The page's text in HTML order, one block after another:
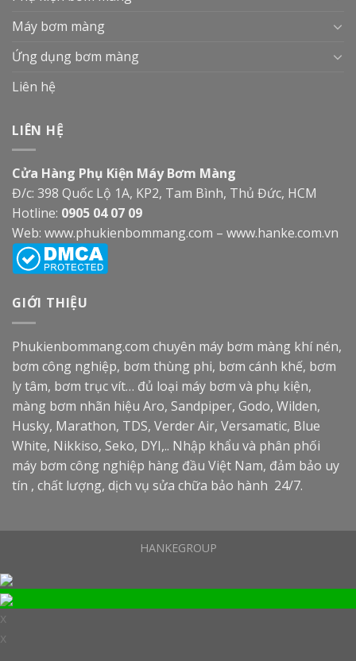
Máy bơm màng
Ứng dụng bơm màng
Liên hệ
LIÊN HỆ
Cửa Hàng Phụ Kiện Máy Bơm Màng
Đ/c: 398 Quốc Lộ 1A, KP2, Tam Bình, Thủ Đức, HCM
Hotline: 0905 04 07 09
Web: www.phukienbommang.com – www.hanke.com.vn
GIỚI THIỆU
Phukienbommang.com chuyên máy bơm màng khí nén,
bơm công nghiệp, bơm thùng phi, bơm cánh khế, bơm
ly tâm, bơm trục vít… đủ loại máy bơm và phụ kiện,
màng bơm nhãn hiệu Aro, Sandpiper, Godo, Wilden,
Husky, Marathon, TDS, Verder Air, Versamatic, Blue
White, Nikkiso, Seko, DYI,.. Nhập khẩu và phân phối
máy bơm công nghiệp hàng đầu Việt Nam, đảm bảo uy
tín , chất lượng, dịch vụ sửa chữa bảo hành 24/7.
HANKEGROUP
x
x